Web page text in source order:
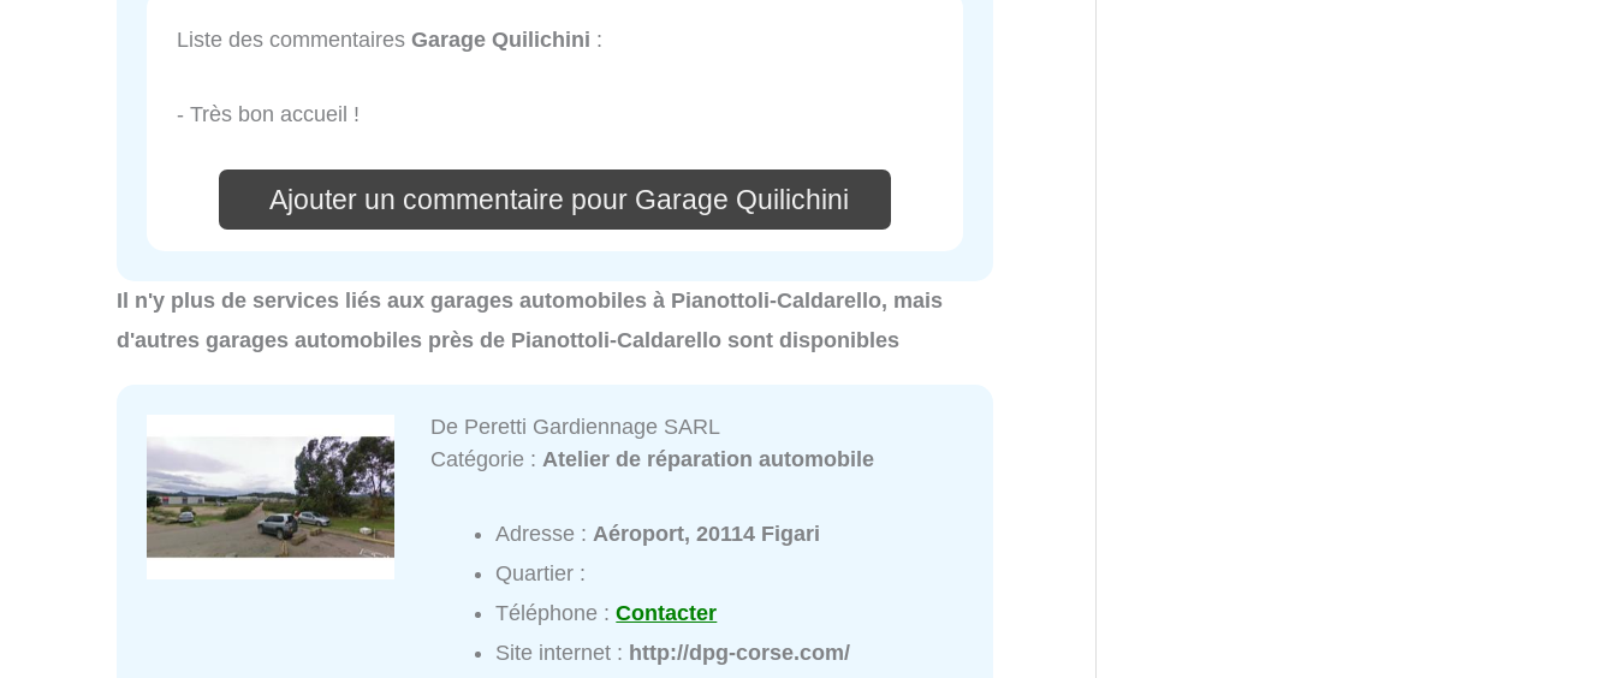
Liste des commentaires Garage Quilichini :
- Très bon accueil !
Ajouter un commentaire pour Garage Quilichini
Il n'y plus de services liés aux garages automobiles à Pianottoli-Caldarello, mais
d'autres garages automobiles près de Pianottoli-Caldarello sont disponibles
De Peretti Gardiennage SARL
Catégorie : Atelier de réparation automobile
Adresse : Aéroport, 20114 Figari
Quartier :
Téléphone :Contacter
Site internet : http://dpg-corse.com/